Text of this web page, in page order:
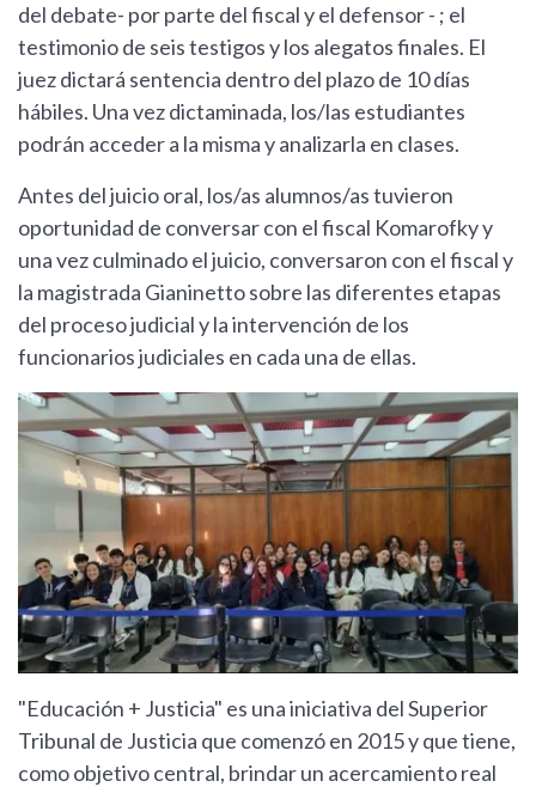
del debate- por parte del fiscal y el defensor - ; el
testimonio de seis testigos y los alegatos finales. El
juez dictará sentencia dentro del plazo de 10 días
hábiles. Una vez dictaminada, los/las estudiantes
podrán acceder a la misma y analizarla en clases.
Antes del juicio oral, los/as alumnos/as tuvieron
oportunidad de conversar con el fiscal Komarofky y
una vez culminado el juicio, conversaron con el fiscal y
la magistrada Gianinetto sobre las diferentes etapas
del proceso judicial y la intervención de los
funcionarios judiciales en cada una de ellas.
"Educación + Justicia" es una iniciativa del Superior
Tribunal de Justicia que comenzó en 2015 y que tiene,
como objetivo central, brindar un acercamiento real